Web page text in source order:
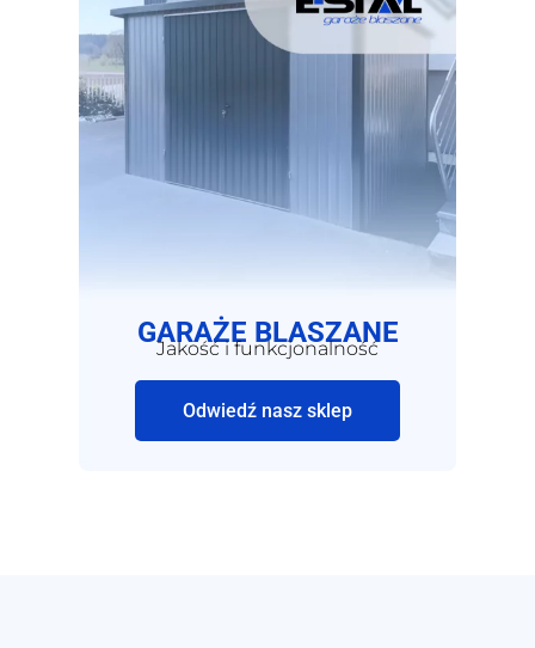
GARAŻE BLASZANE
Jakość i funkcjonalność
Odwiedź nasz sklep